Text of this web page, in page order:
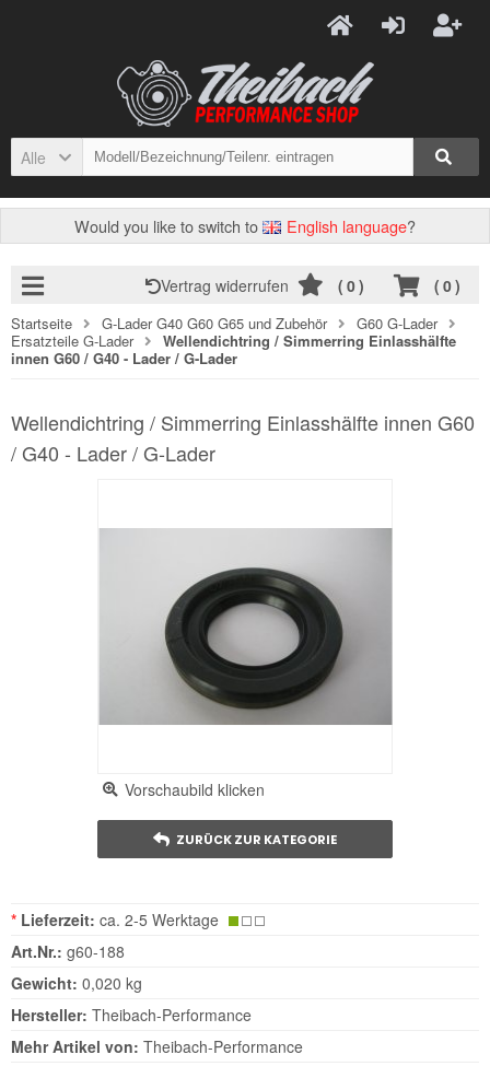
Alle
Would you like to switch to English language?
( 0)
Vertrag widerrufen ( 0)
Startseite G-Lader G40 G60 G65 und Zubehör
G60 G-Lader
Ersatzteile G-Lader
Wellendichtring / Simmerring Einlasshälfte
innen G60 / G40 - Lader / G-Lader
Wellendichtring / Simmerring Einlasshälfte innen G60
/ G40 - Lader / G-Lader
Vorschaubild klicken
ZURÜCK ZUR KATEGORIE
* Lieferzeit: ca. 2-5 Werktage
Art.Nr.: g60-188
Gewicht: 0,020 kg
Hersteller: Theibach-Performance
Mehr Artikel von: Theibach-Performance